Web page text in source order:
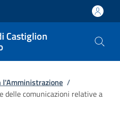
Castiglion
l'Amministrazione /
delle comunicazioni relative a